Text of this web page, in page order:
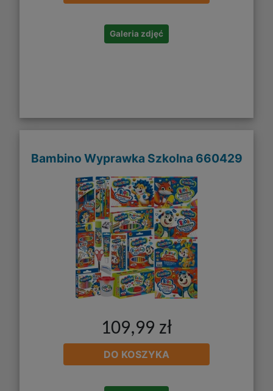
Galeria zdjęć
Bambino Wyprawka Szkolna 660429
109,99 zł
DO KOSZYKA